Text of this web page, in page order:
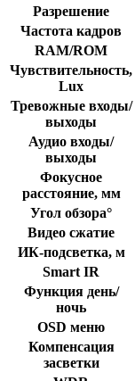
Разрешение
Частота кадров
RAM/ROM
Чувствительность,
Lux
Тревожные входы/
выходы
Аудио входы/
выходы
Фокусное
расстояние, мм
Угол обзора°
Видео сжатие
ИК-подсветка, м
Smart IR
Функция день/
ночь
OSD меню
Компенсация
засветки